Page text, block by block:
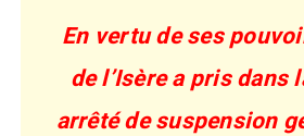
En vertu de ses
de l’Isère a pris dans
arrêté de suspension